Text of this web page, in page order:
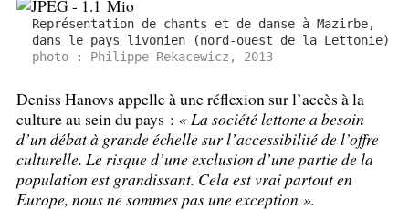
Représentation de chants et de danse à Mazirbe,
dans le pays livonien (nord-ouest de la Lettonie)
photo : Philippe Rekacewicz, 2013
Deniss Hanovs appelle à une réflexion sur l’accès à la
culture au sein du pays : « La société lettone a besoin
d’un débat à grande échelle sur l’accessibilité de l’offre
culturelle. Le risque d’une exclusion d’une partie de la
population est grandissant. Cela est vrai partout en
Europe, nous ne sommes pas une exception ».